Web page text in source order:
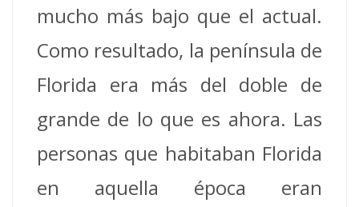
mucho más bajo que el actual.
Como resultado, la península de
Florida era más del doble de
grande de lo que es ahora. Las
personas que habitaban Florida
en aquella época eran